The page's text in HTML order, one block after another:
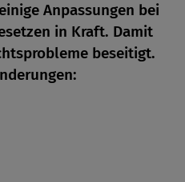
Anpassungen bei
in Kraft. Damit
beseitigt.